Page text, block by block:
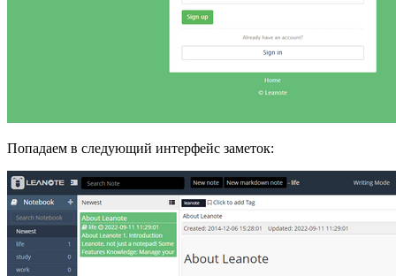
Попадаем в следующий интерфейс заметок: